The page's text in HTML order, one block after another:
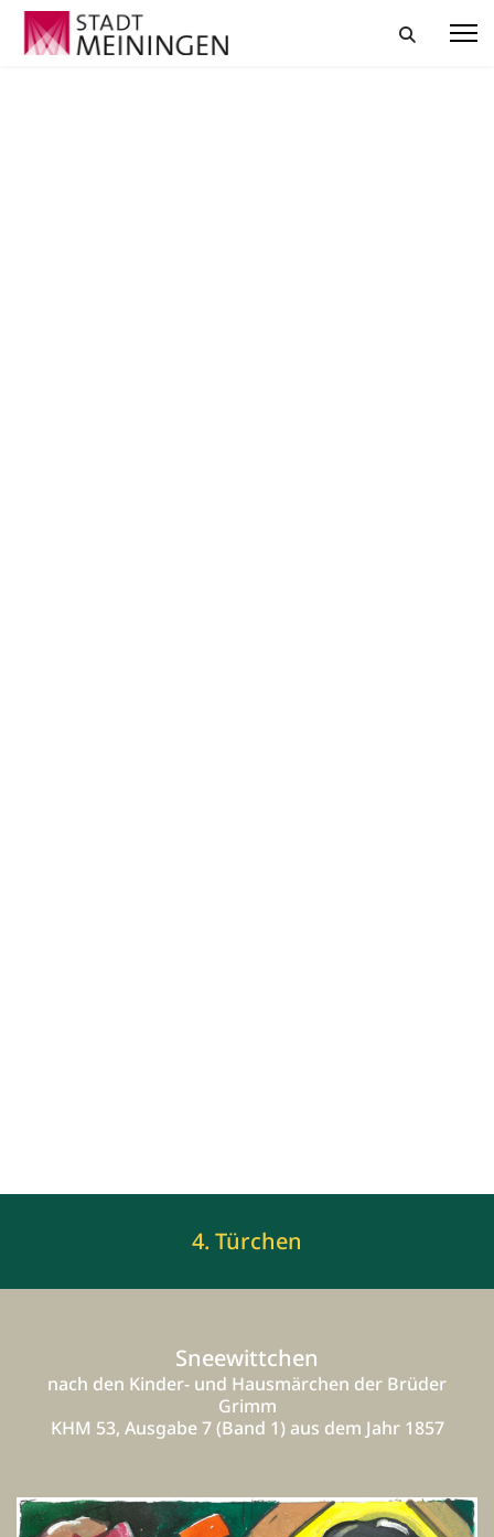
4. Türchen
Sneewittchen
nach den Kinder- und Hausmärchen der Brüder
Grimm
KHM 53, Ausgabe 7 (Band 1) aus dem Jahr 1857